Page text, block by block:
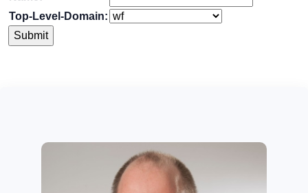
Top-Level-Domain: